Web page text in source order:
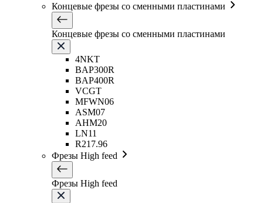
Концевые фрезы со сменными пластинами
Концевые фрезы со сменными пластинами
4NKT
BAP300R
BAP400R
VCGT
MFWN06
ASM07
AHM20
LN11
R217.96
Фрезы High feed
Фрезы High feed